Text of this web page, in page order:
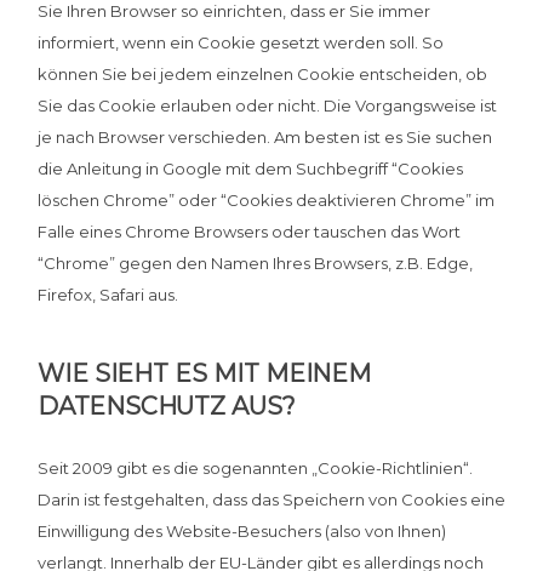
Sie Ihren Browser so einrichten, dass er Sie immer
informiert, wenn ein Cookie gesetzt werden soll. So
können Sie bei jedem einzelnen Cookie entscheiden, ob
Sie das Cookie erlauben oder nicht. Die Vorgangsweise ist
je nach Browser verschieden. Am besten ist es Sie suchen
die Anleitung in Google mit dem Suchbegriff “Cookies
löschen Chrome” oder “Cookies deaktivieren Chrome” im
Falle eines Chrome Browsers oder tauschen das Wort
“Chrome” gegen den Namen Ihres Browsers, z.B. Edge,
Firefox, Safari aus.
WIE SIEHT ES MIT MEINEM
DATENSCHUTZ AUS?
Seit 2009 gibt es die sogenannten „Cookie-Richtlinien“.
Darin ist festgehalten, dass das Speichern von Cookies eine
Einwilligung des Website-Besuchers (also von Ihnen)
verlangt. Innerhalb der EU-Länder gibt es allerdings noch